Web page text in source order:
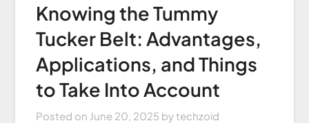
Knowing the Tummy
Tucker Belt: Advantages,
Applications, and Things
to Take Into Account
Posted on June 20, 2025 bytechzoid